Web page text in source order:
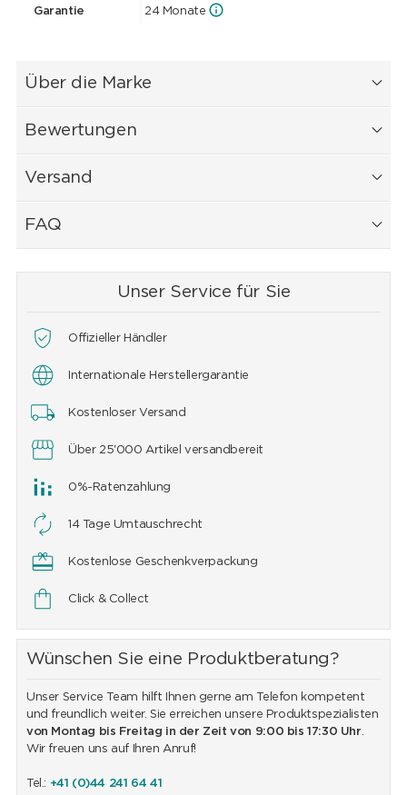
Garantie 24 Monate
Über die Marke
Bewertungen
Versand
FAQ
Unser Service für Sie
Offizieller Händler
Internationale Herstellergarantie
Kostenloser Versand
Über 25'000 Artikel versandbereit
0%-Ratenzahlung
14 Tage Umtauschrecht
Kostenlose Geschenkverpackung
Click & Collect
Wünschen Sie eine Produktberatung?
Unser Service Team hilft Ihnen gerne am Telefon kompetent
und freundlich weiter. Sie erreichen unsere Produktspezialisten
von Montag bis Freitag in der Zeit von 9:00 bis 17:30 Uhr.
Wir freuen uns auf Ihren Anruf!
Tel.: +41 (0)44 241 64 41